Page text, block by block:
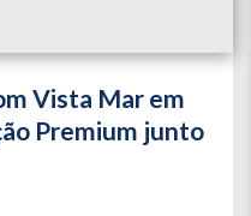
Vista Mar em
Premium junto